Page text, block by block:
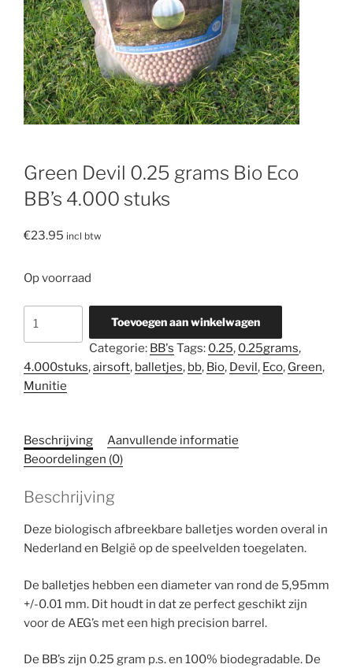
Green Devil 0.25 grams Bio Eco
BB’s 4.000 stuks
€23.95 incl btw
Op voorraad
grams
Bio
4.000
stuks
Toevoegen aan winkelwagen
Categorie: BB's Tags: 0.25, 0.25grams,
4.000stuks,airsoft, balletjes, bb, Bio, Devil, Eco, Green,
Munitie
Beschrijving
Aanvullende informatie
Beoordelingen (0)
Beschrijving
Deze biologisch afbreekbare balletjes worden overal in
Nederland en België op de speelvelden toegelaten.
De balletjes hebben een diameter van rond de 5,95mm
+/-0.01 mm. Dit houdt in dat ze perfect geschikt zijn
voor de AEG’s met een high precision barrel.
De BB’s zijn 0.25 gram p.s. en 100% biodegradable. De